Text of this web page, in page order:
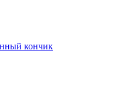
кончик